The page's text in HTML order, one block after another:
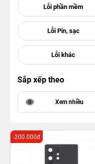
Sắp xếp theo
Xem nhiều
-200.000đ